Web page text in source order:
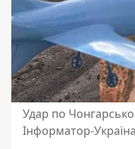
Удар по
Інформатор-Україна